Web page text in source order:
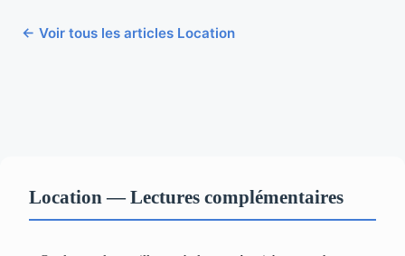
← Voir tous les articles Location
Location — Lectures complémentaires